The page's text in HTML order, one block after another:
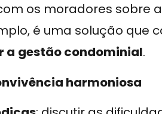
os moradores sobre
é uma solução que
a gestão condominial.
harmoniosa